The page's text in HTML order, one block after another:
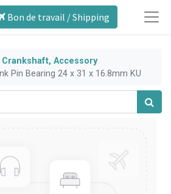
Bon de travail / Shipping
Crankshaft, Accessory
Pin Bearing 24 x 31 x 16.8mm KU